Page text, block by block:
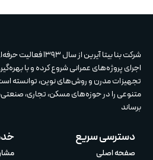
شرکت بنا بیتا آیرین
اجرای پروژه‌های عمرانی شروع کرده و با
تجهیزات مدرن و روش‌های نوین، توانسته
متنوعی را در حوزه‌های مسکن، تجاری،
برساند
دسترسی سریع
صفحه اصلی